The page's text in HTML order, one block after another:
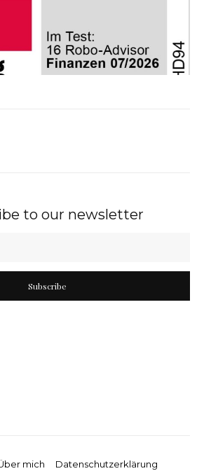
to our newsletter
Subscribe
mich Datenschutzerklärung